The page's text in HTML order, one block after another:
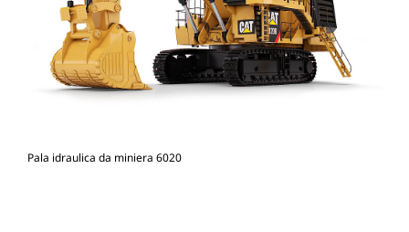
Pala idraulica da miniera 6020